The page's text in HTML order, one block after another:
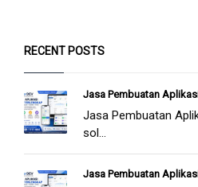
RECENT POSTS
Jasa Pembuatan
Jasa Pembuatan
sol...
Jasa Pembuatan Aplikasi